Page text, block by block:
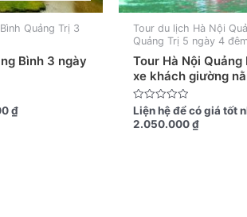
Quảng Trị 3
Bình 3 ngày
₫
Tour du lịch Hà Nội
Quảng Trị 5 ngày 4 đêm
Tour Hà Nội Quảng
xe khách giường
Được
xếp
hạng
Liện hệ để có giá tốt
2.050.000₫